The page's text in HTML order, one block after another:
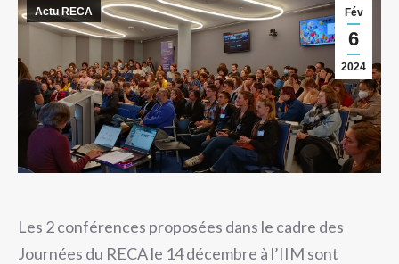
Fév
6
2024
Actu RECA
Les 2 conférences proposées dans le cadre des
Journées du RECA le 14 décembre à l’IIM sont